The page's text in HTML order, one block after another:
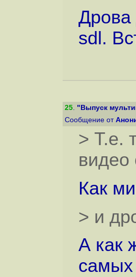
Дрова
sdl.
25. "Выпуск
Сообщение от
> Т.е.
видео
Как
> и
А как
самых